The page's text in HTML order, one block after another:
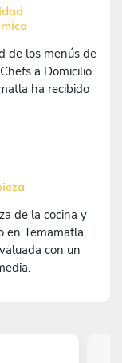
de los menús de
a Domicilio
ha recibido
de la cocina y
en Temamatla
con un